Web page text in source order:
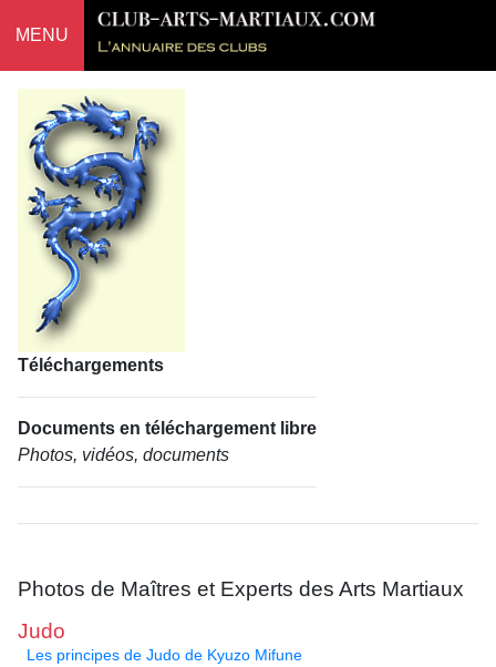
MENU
Téléchargements
Documents en téléchargement libre
Photos, vidéos, documents
Photos de Maîtres et Experts des Arts Martiaux
Judo
Les principes de Judo de Kyuzo Mifune